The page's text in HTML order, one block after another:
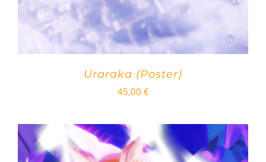
Uraraka (Poster)
45,00 €